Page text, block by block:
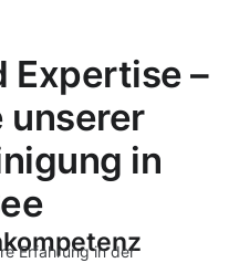
Expertise –
unserer
in
Erfahrung in der